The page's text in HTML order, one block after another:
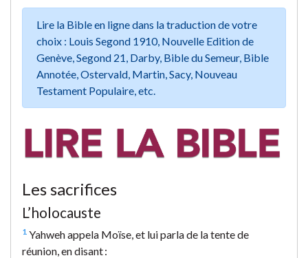
Lire la Bible en ligne dans la traduction de votre
choix : Louis Segond 1910, Nouvelle Edition de
Genève, Segond 21, Darby, Bible du Semeur, Bible
Annotée, Ostervald, Martin, Sacy, Nouveau
Testament Populaire, etc.
Les sacrifices
L’holocauste
1 Yahweh appela Moïse, et lui parla de la tente de
réunion, en disant :